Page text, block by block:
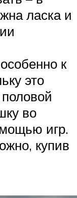
ласка и
к
это
во
игр.
купив